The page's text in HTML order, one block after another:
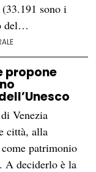
sono i
del…
propone
Venezia
città, alla
patrimonio
A deciderlo è la